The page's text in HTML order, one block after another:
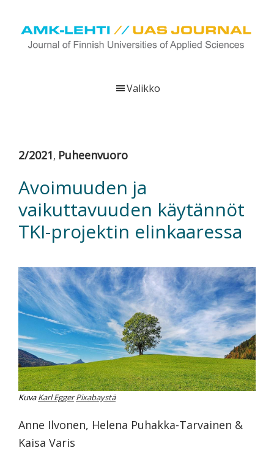
Hyppää
pääsisältöön
Hyppää
ensisijaiseen
Hyppää
alatunnisteeseen
viestittää
tutkimus-,
kehittämis-
innovaatiotoiminnasta
ammattikorkeakoulutusta
koskevasta
tutkimuksesta
kaikille
kiinnostuneille.
Valikko
2/2021, Puheenvuoro
Avoimuuden ja
vaikuttavuuden käytännöt
TKI-projektin elinkaaressa
KuvaKarl Egger Pixabaystä
Anne Ilvonen, Helena Puhakka-Tarvainen &
Kaisa Varis